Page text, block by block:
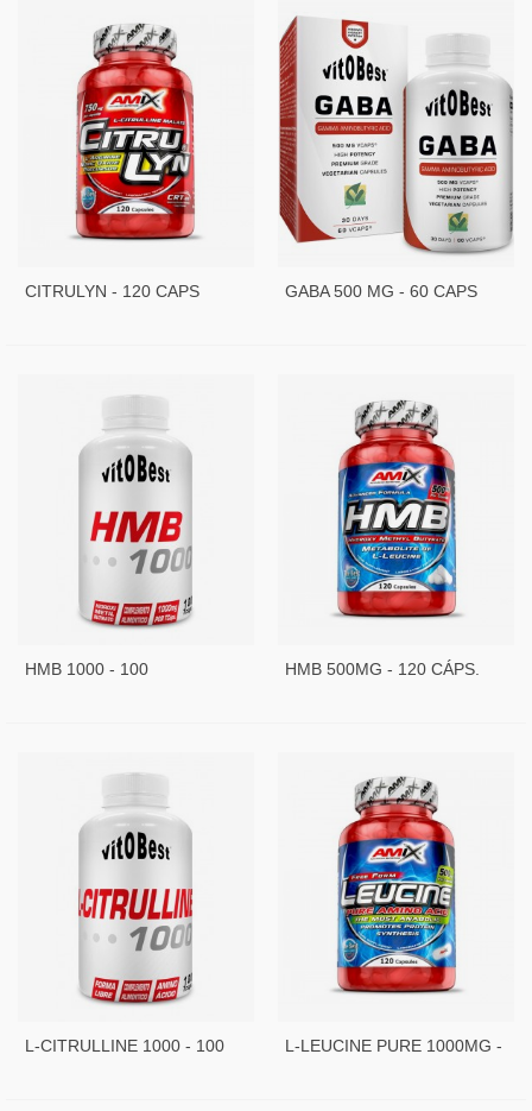
CITRULYN - 120 CAPS GABA 500 MG - 60 CAPS
HMB 1000 - 100
HMB 500MG - 120 CÁPS.
L-CITRULLINE 1000 - 100
L-LEUCINE PURE 1000MG -